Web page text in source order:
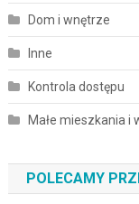
Dom i wnętrze
Inne
Kontrola dostępu
Małe mieszkania i
POLECAMY